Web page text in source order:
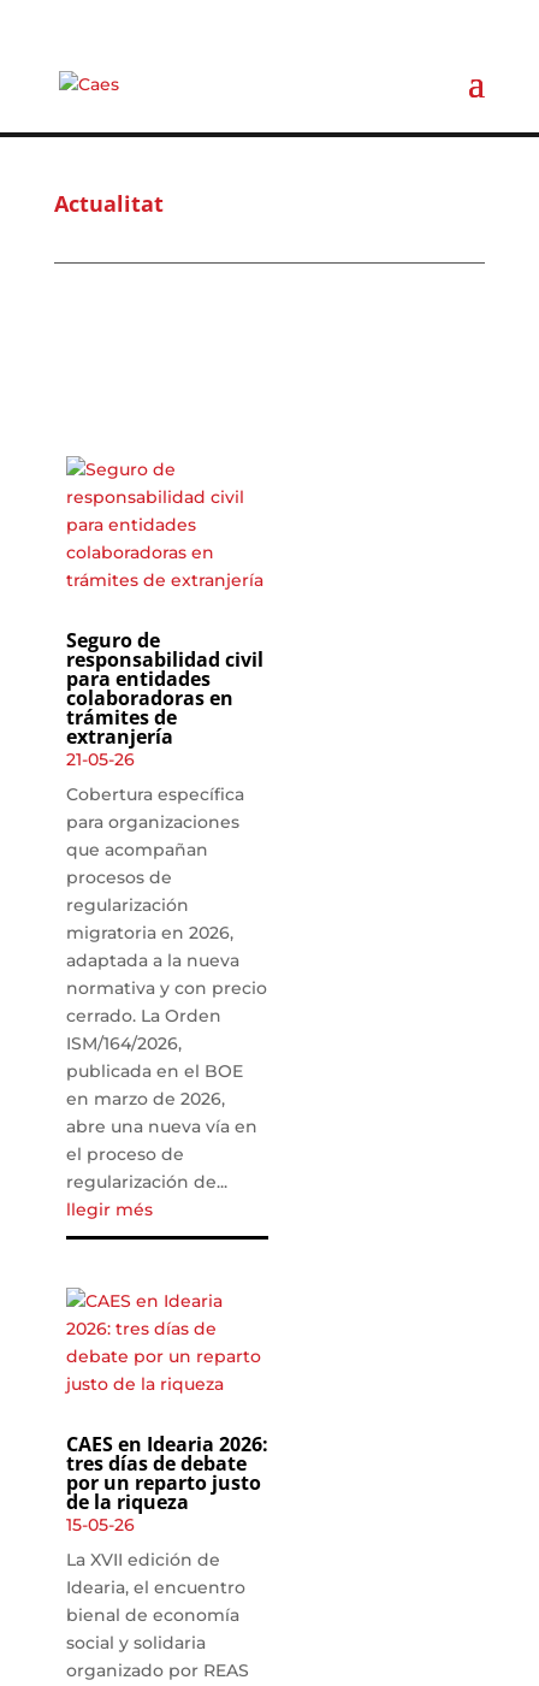
Actualitat
Seguro de
responsabilidad civil
para entidades
colaboradoras en
trámites de
extranjería
21-05-26
Cobertura específica
para organizaciones
que acompañan
procesos de
regularización
migratoria en 2026,
adaptada a la nueva
normativa y con precio
cerrado. La Orden
ISM/164/2026,
publicada en el BOE
en marzo de 2026,
abre una nueva vía en
el proceso de
regularización de...
llegir més
CAES en Idearia 2026:
tres días de debate
por un reparto justo
de la riqueza
15-05-26
La XVII edición de
Idearia, el encuentro
bienal de economía
social y solidaria
organizado por REAS